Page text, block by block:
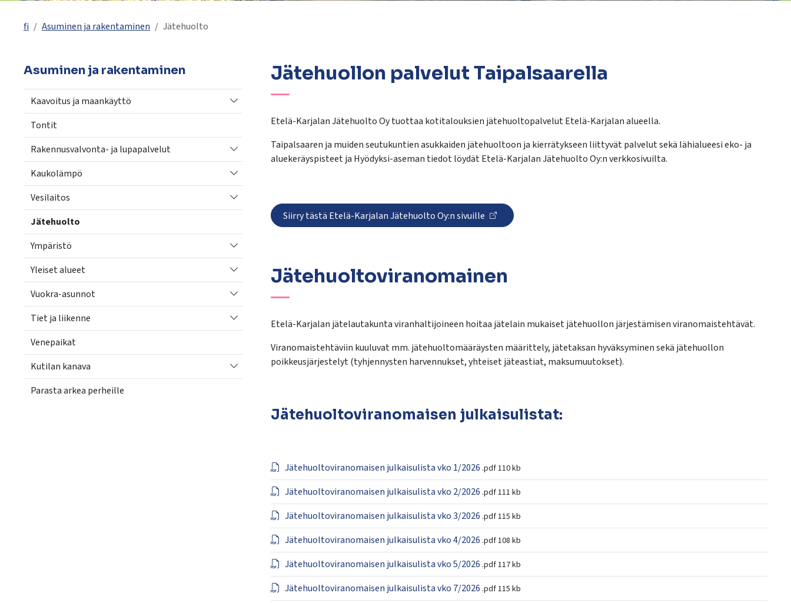
ja
fi Asuminen ja rakentaminen Jätehuolto
Asuminen ja rakentaminen
Kaavoitus ja maankäyttö
Vaihda alasvetovalikkoa
Tontit
Rakennusvalvonta- ja lupapalvelut
Vaihda alasvetovalikkoa
Kaukolämpö
Vaihda alasvetovalikkoa
Vesilaitos
Vaihda alasvetovalikkoa
Jätehuolto
Ympäristö
Vaihda alasvetovalikkoa
Yleiset alueet
Vaihda alasvetovalikkoa
Vuokra-asunnot
Vaihda alasvetovalikkoa
Tiet ja liikenne
Vaihda alasvetovalikkoa
Venepaikat
Kutilan kanava
Vaihda alasvetovalikkoa
Parasta arkea perheille
Jätehuollon palvelut Taipalsaarella
Etelä-Karjalan Jätehuolto Oy tuottaa kotitalouksien jätehuoltopalvelut Etelä-Karjalan alueella.
Taipalsaaren ja muiden seutukuntien asukkaiden jätehuoltoon ja kierrätykseen liittyvät palvelut sekä lähialueesi eko- ja
aluekeräyspisteet ja Hyödyksi-aseman tiedot löydät Etelä-Karjalan Jätehuolto Oy:n verkkosivuilta.
Siirry tästä Etelä-Karjalan Jätehuolto Oy:n sivuille
​Jätehuoltoviranomainen
Etelä-Karjalan jätelautakunta viranhaltijoineen hoitaa jätelain mukaiset jätehuollon järjestämisen viranomaistehtävät.
Viranomaistehtäviin kuuluvat mm. jätehuoltomääräysten määrittely, jätetaksan hyväksyminen sekä jätehuollon
poikkeusjärjestelyt (tyhjennysten harvennukset, yhteiset jäteastiat, maksumuutokset).
Jätehuoltoviranomaisen julkaisulistat:
Jätehuoltoviranomaisen julkaisulista vko 1/2026 .pdf110 kb
Jätehuoltoviranomaisen julkaisulista vko 2/2026 .pdf111 kb
Jätehuoltoviranomaisen julkaisulista vko 3/2026 .pdf115 kb
Jätehuoltoviranomaisen julkaisulista vko 4/2026 .pdf108 kb
Jätehuoltoviranomaisen julkaisulista vko 5/2026 .pdf117 kb
Jätehuoltoviranomaisen julkaisulista vko 7/2026 .pdf115 kb